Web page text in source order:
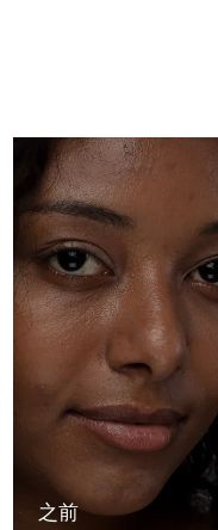
之前
All acne
眼部護
All
KIWI™
Serum
For
issa™
18% PAP
護膚品
全部購買
FOREO APP
曼島
以色列
義大利
日本
澤西島
哈薩克
科威特